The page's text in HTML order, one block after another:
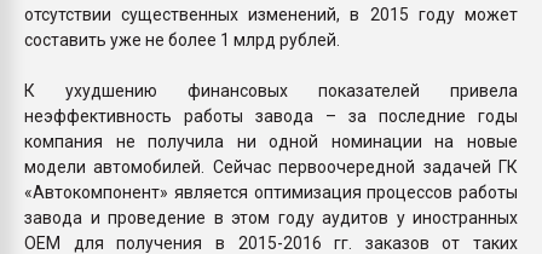
отсутствии существенных изменений, в 2015 году может
составить уже не более 1 млрд рублей.
К ухудшению финансовых показателей привела
неэффективность работы завода – за последние годы
компания не получила ни одной номинации на новые
модели автомобилей. Сейчас первоочередной задачей ГК
«Автокомпонент» является оптимизация процессов работы
завода и проведение в этом году аудитов у иностранных
OEM для получения в 2015-2016 гг. заказов от таких